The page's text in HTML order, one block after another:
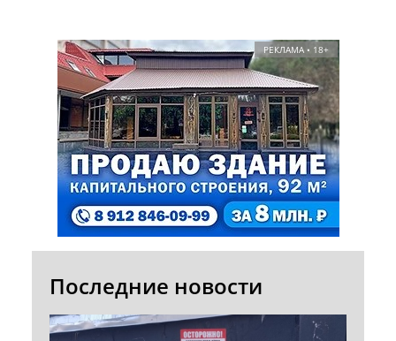
РЕКЛАМА • 18+
Последние новости